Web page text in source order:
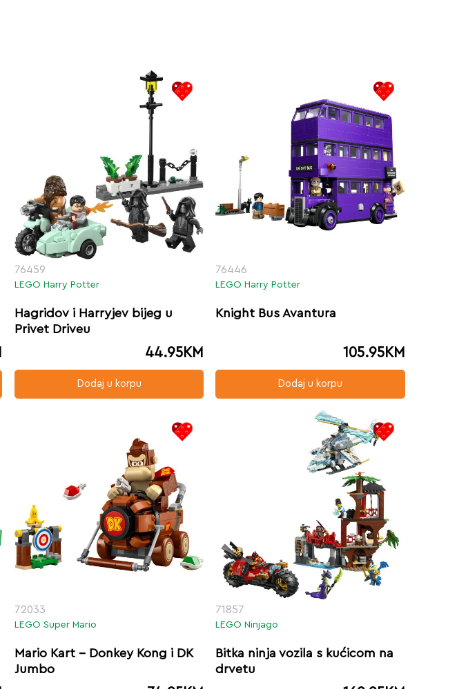
76459
LEGO Harry Potter
Hagridov i Harryjev bijeg u
Privet Driveu
44.95KM
Dodaj u korpu
76446
LEGO Harry Potter
Knight Bus Avantura
105.95KM
Dodaj u korpu
72033
LEGO Super Mario
Mario Kart – Donkey Kong i DK
Jumbo
71857
LEGO Ninjago
Bitka ninja vozila s kućicom na
drvetu